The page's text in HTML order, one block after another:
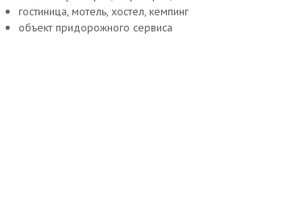
гостиница, мотель, хостел, кемпинг
объект придорожного сервиса